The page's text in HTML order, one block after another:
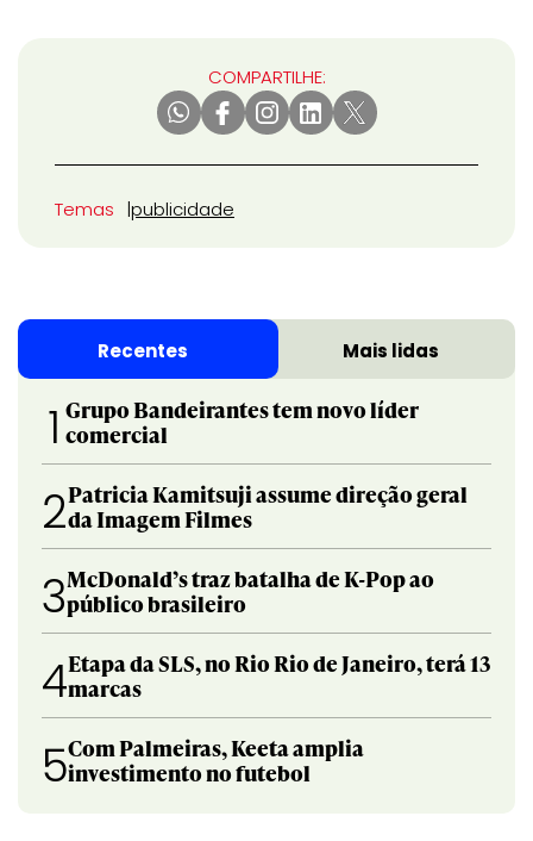
COMPARTILHE:
Temas publicidade
Recentes Mais lidas
1 Grupo Bandeirantes tem novo líder
comercial
2Patricia Kamitsuji assume direção geral
da Imagem Filmes
3McDonald’s traz batalha de K-Pop ao
público brasileiro
4Etapa da SLS, no Rio Rio de Janeiro, terá 13
marcas
5Com Palmeiras, Keeta amplia
investimento no futebol